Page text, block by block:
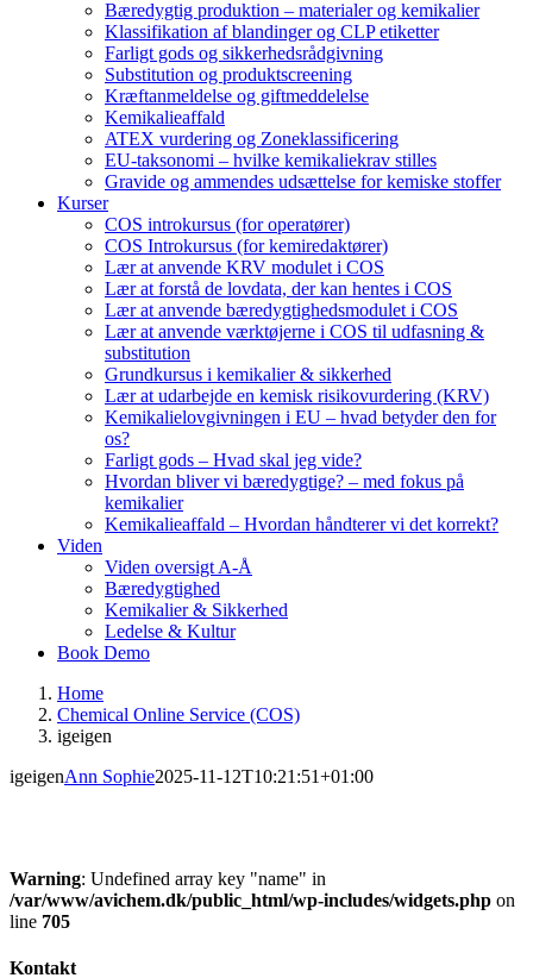
Bæredygtig produktion – materialer og kemikalier
Klassifikation af blandinger og CLP etiketter
Farligt gods og sikkerhedsrådgivning
Substitution og produktscreening
Kræftanmeldelse og giftmeddelelse
Kemikalieaffald
ATEX vurdering og Zoneklassificering
EU-taksonomi – hvilke kemikaliekrav stilles
Gravide og ammendes udsættelse for kemiske stoffer
Kurser
COS introkursus (for operatører)
COS Introkursus (for kemiredaktører)
Lær at anvende KRV modulet i COS
Lær at forstå de lovdata, der kan hentes i COS
Lær at anvende bæredygtighedsmodulet i COS
Lær at anvende værktøjerne i COS til udfasning &
substitution
Grundkursus i kemikalier & sikkerhed
Lær at udarbejde en kemisk risikovurdering (KRV)
Kemikalielovgivningen i EU – hvad betyder den for
os?
Farligt gods – Hvad skal jeg vide?
Hvordan bliver vi bæredygtige? – med fokus på
kemikalier
Kemikalieaffald – Hvordan håndterer vi det korrekt?
Viden
Viden oversigt A-Å
Bæredygtighed
Kemikalier & Sikkerhed
Ledelse & Kultur
Book Demo
Home
Chemical Online Service (COS)
igeigen
igeigenAnn Sophie2025-11-12T10:21:51+01:00
Warning: Undefined array key "name" in
/var/www/avichem.dk/public_html/wp-includes/widgets.php on
line 705
Kontakt